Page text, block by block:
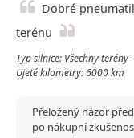
Dobré
terénu
Typ silnice: Všechny
Ujeté kilometry: 6000 km
Přeložený názor
po nákupní